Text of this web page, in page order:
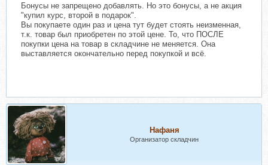
Бонусы не запрещено добавлять. Но это бонусы, а не акция
"купил курс, второй в подарок".
Вы покупаете один раз и цена тут будет стоять неизменная,
т.к. товар был приобретен по этой цене. То, что ПОСЛЕ
покупки цена на товар в складчине не меняется. Она
выставляется окончательно перед покупкой и всё.
Нафаня
Организатор складчин